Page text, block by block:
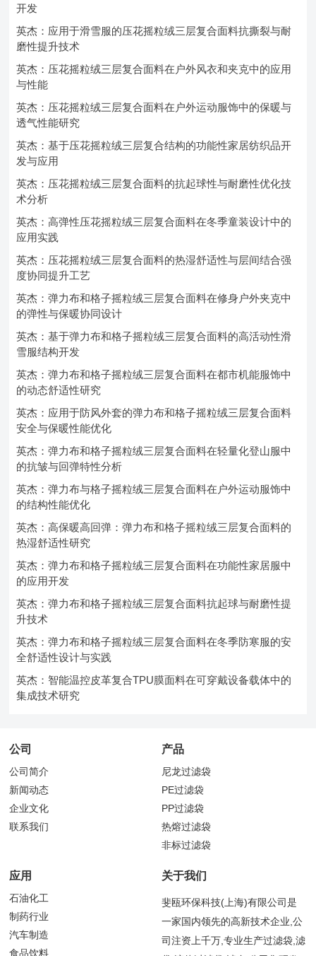
开发
英杰：应用于滑雪服的压花摇粒绒三层复合面料抗撕裂与耐
磨性提升技术
英杰：压花摇粒绒三层复合面料在户外风衣和夹克中的应用
与性能
英杰：压花摇粒绒三层复合面料在户外运动服饰中的保暖与
透气性能研究
英杰：基于压花摇粒绒三层复合结构的功能性家居纺织品开
发与应用
英杰：压花摇粒绒三层复合面料的抗起球性与耐磨性优化技
术分析
英杰：高弹性压花摇粒绒三层复合面料在冬季童装设计中的
应用实践
英杰：压花摇粒绒三层复合面料的热湿舒适性与层间结合强
度协同提升工艺
英杰：弹力布和格子摇粒绒三层复合面料在修身户外夹克中
的弹性与保暖协同设计
英杰：基于弹力布和格子摇粒绒三层复合面料的高活动性滑
雪服结构开发
英杰：弹力布和格子摇粒绒三层复合面料在都市机能服饰中
的动态舒适性研究
英杰：应用于防风外套的弹力布和格子摇粒绒三层复合面料
安全与保暖性能优化
英杰：弹力布和格子摇粒绒三层复合面料在轻量化登山服中
的抗皱与回弹特性分析
英杰：弹力布与格子摇粒绒三层复合面料在户外运动服饰中
的结构性能优化
英杰：高保暖高回弹：弹力布和格子摇粒绒三层复合面料的
热湿舒适性研究
英杰：弹力布和格子摇粒绒三层复合面料在功能性家居服中
的应用开发
英杰：弹力布和格子摇粒绒三层复合面料抗起球与耐磨性提
升技术
英杰：弹力布和格子摇粒绒三层复合面料在冬季防寒服的安
全舒适性设计与实践
英杰：智能温控皮革复合TPU膜面料在可穿戴设备载体中的
集成技术研究
公司
公司简介
新闻动态
企业文化
联系我们
产品
尼龙过滤袋
PE过滤袋
PP过滤袋
热熔过滤袋
非标过滤袋
应用
石油化工
制药行业
汽车制造
食品饮料
关于我们
斐瓯环保科技(上海)有限公司是
一家国内领先的高新技术企业,公
司注资上千万,专业生产过滤袋,滤